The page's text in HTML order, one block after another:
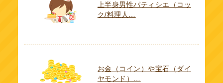
上半身男性パティシエ（コッ
ク/料理人…
お金（コイン）や宝石（ダイ
ヤモンド）…